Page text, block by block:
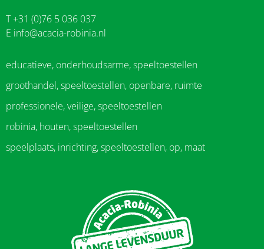
T +31 (0)76 5 036 037
E info@acacia-robinia.nl
educatieve, onderhoudsarme, speeltoestellen
groothandel, speeltoestellen, openbare, ruimte
professionele, veilige, speeltoestellen
robinia, houten, speeltoestellen
speelplaats, inrichting, speeltoestellen, op, maat